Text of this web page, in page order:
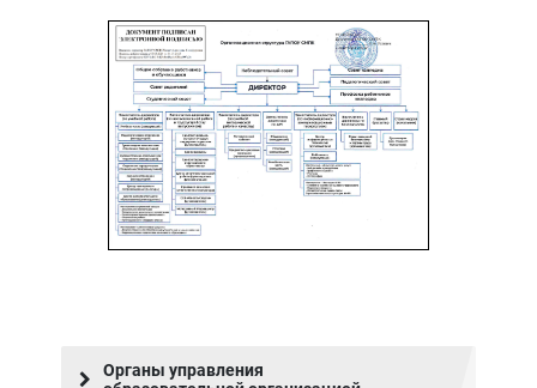
Органы управления